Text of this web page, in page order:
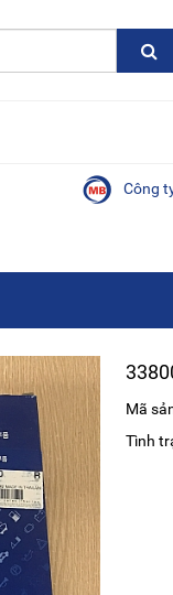
Công ty
Mã
Tình